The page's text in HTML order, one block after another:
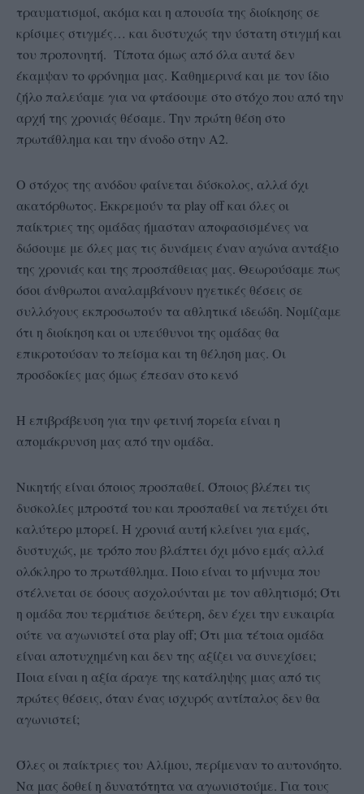
τραυματισμοί, ακόμα και η απουσία της διοίκησης σε
κρίσιμες στιγμές… και δυστυχώς την ύστατη στιγμή και
του προπονητή. Τίποτα όμως από όλα αυτά δεν
έκαμψαν το φρόνημα μας. Καθημερινά και με τον ίδιο
ζήλο παλεύαμε για να φτάσουμε στο στόχο που από την
αρχή της χρονιάς θέσαμε. Την πρώτη θέση στο
πρωτάθλημα και την άνοδο στην Α2.
Ο στόχος της ανόδου φαίνεται δύσκολος, αλλά όχι
ακατόρθωτος. Εκκρεμούν τα play off και όλες οι
παίκτριες της ομάδας ήμασταν αποφασισμένες να
δώσουμε με όλες μας τις δυνάμεις έναν αγώνα αντάξιο
της χρονιάς και της προσπάθειας μας. Θεωρούσαμε πως
όσοι άνθρωποι αναλαμβάνουν ηγετικές θέσεις σε
συλλόγους εκπροσωπούν τα αθλητικά ιδεώδη. Νομίζαμε
ότι η διοίκηση και οι υπεύθυνοι της ομάδας θα
επικροτούσαν το πείσμα και τη θέληση μας. Οι
προσδοκίες μας όμως έπεσαν στο κενό
Η επιβράβευση για την φετινή πορεία είναι η
απομάκρυνση μας από την ομάδα.
Νικητής είναι όποιος προσπαθεί. Όποιος βλέπει τις
δυσκολίες μπροστά του και προσπαθεί να πετύχει ότι
καλύτερο μπορεί. Η χρονιά αυτή κλείνει για εμάς,
δυστυχώς, με τρόπο που βλάπτει όχι μόνο εμάς αλλά
ολόκληρο το πρωτάθλημα. Ποιο είναι το μήνυμα που
στέλνεται σε όσους ασχολούνται με τον αθλητισμό; Ότι
η ομάδα που τερμάτισε δεύτερη, δεν έχει την ευκαιρία
ούτε να αγωνιστεί στα play off; Ότι μια τέτοια ομάδα
είναι αποτυχημένη και δεν της αξίζει να συνεχίσει;
Ποια είναι η αξία άραγε της κατάληψης μιας από τις
πρώτες θέσεις, όταν ένας ισχυρός αντίπαλος δεν θα
αγωνιστεί;
Όλες οι παίκτριες του Αλίμου, περίμεναν το αυτονόητο.
Να μας δοθεί η δυνατότητα να αγωνιστούμε. Για τους